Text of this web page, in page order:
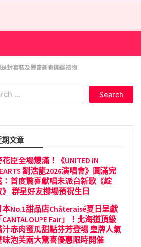
封套裝及豐富新春開運禮物
期文章
花臣全場爆滿！《UNITED IN
劉浩龍2026演唱會》圓滿完
：首度驚喜獻唱未派台新歌《綻
》 群星好友撐場預祝生日
本No.1甜品店Châteraisé夏日呈獻
CANTALOUPE Fair」！北海道頂級
汁赤肉蜜瓜甜點芬芳登場 皇牌人氣
味泡芙兩大驚喜優惠限時開催